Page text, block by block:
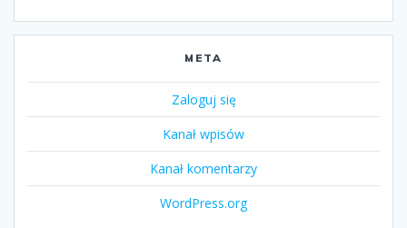
META
Zaloguj się
Kanał wpisów
Kanał komentarzy
WordPress.org